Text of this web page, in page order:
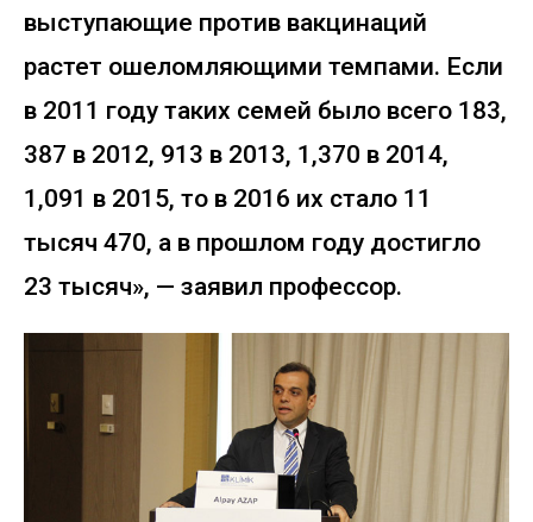
выступающие против вакцинаций
растет ошеломляющими темпами. Если
в 2011 году таких семей было всего 183,
387 в 2012, 913 в 2013, 1,370 в 2014,
1,091 в 2015, то в 2016 их стало 11
тысяч 470, а в прошлом году достигло
23 тысяч», — заявил профессор.